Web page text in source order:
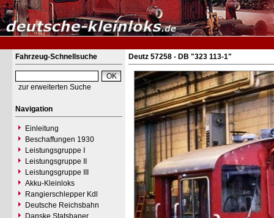
Fahrzeug-Schnellsuche
zur erweiterten Suche
Navigation
Einleitung
Beschaffungen 1930
Leistungsgruppe I
Leistungsgruppe II
Leistungsgruppe III
Akku-Kleinloks
Rangierschlepper Kdl
Deutsche Reichsbahn
Danske Statsbaner
Deutz 57258 - DB "323 113-1"